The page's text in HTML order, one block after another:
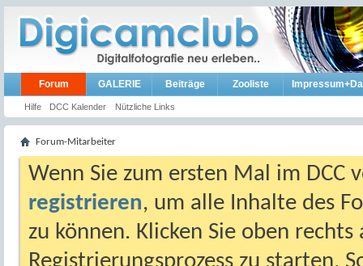
Forum
Hilfe DCC Kalender Nützliche Links
GALERIE Beiträge Zooliste
Forum-Mitarbeiter
Wenn Sie zum ersten Mal im DCC
registrieren, um alle Inhalte des
zu können. Klicken Sie oben